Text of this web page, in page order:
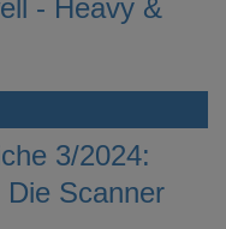
- Heavy &
3/2024:
Scanner